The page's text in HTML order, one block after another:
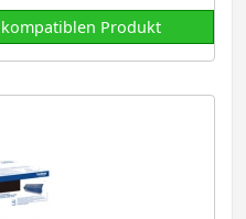
kompatiblen Produkt